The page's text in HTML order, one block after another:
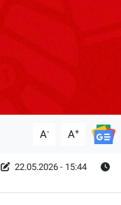
A- A+
22.05.2026 - 15:44